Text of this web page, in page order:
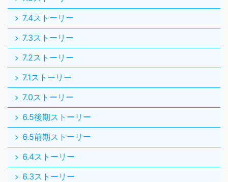
7.4ストーリー
7.3ストーリー
7.2ストーリー
7.1ストーリー
7.0ストーリー
6.5後期ストーリー
6.5前期ストーリー
6.4ストーリー
6.3ストーリー